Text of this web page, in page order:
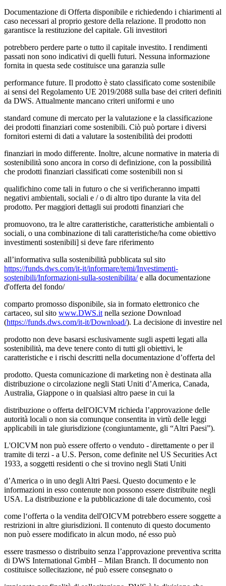
Documentazione di Offerta disponibile e richiedendo i chiarimenti al
caso necessari al proprio gestore della relazione. Il prodotto non
garantisce la restituzione del capitale. Gli investitori
potrebbero perdere parte o tutto il capitale investito. I rendimenti
passati non sono indicativi di quelli futuri. Nessuna informazione
fornita in questa sede costituisce una garanzia sulle
performance future. Il prodotto è stato classificato come sostenibile
ai sensi del Regolamento UE 2019/2088 sulla base dei criteri definiti
da DWS. Attualmente mancano criteri uniformi e uno
standard comune di mercato per la valutazione e la classificazione
dei prodotti finanziari come sostenibili. Ciò può portare i diversi
fornitori esterni di dati a valutare la sostenibilità dei prodotti
finanziari in modo differente. Inoltre, alcune normative in materia di
sostenibilità sono ancora in corso di definizione, con la possibilità
che prodotti finanziari classificati come sostenibili non si
qualifichino come tali in futuro o che si verificheranno impatti
negativi ambientali, sociali e / o di altro tipo durante la vita del
prodotto. Per maggiori dettagli sui prodotti finanziari che
promuovono, tra le altre caratteristiche, caratteristiche ambientali o
sociali, o una combinazione di tali caratteristiche/ha come obiettivo
investimenti sostenibili] si deve fare riferimento
all’informativa sulla sostenibilità pubblicata sul sito
https://funds.dws.com/it-it/informare/temi/Investimenti-
sostenibili/Informazioni-sulla-sostenibilita/e alla documentazione
d'offerta del fondo/
comparto promosso disponibile, sia in formato elettronico che
cartaceo, sul sito www.DWS.it nella sezione Download
(https://funds.dws.com/it-it/Download/). La decisione di investire nel
prodotto non deve basarsi esclusivamente sugli aspetti legati alla
sostenibilità, ma deve tenere conto di tutti gli obiettivi, le
caratteristiche e i rischi descritti nella documentazione d’offerta del
prodotto. Questa comunicazione di marketing non è destinata alla
distribuzione o circolazione negli Stati Uniti d’America, Canada,
Australia, Giappone o in qualsiasi altro paese in cui la
distribuzione o offerta dell'OICVM richieda l’approvazione delle
autorità locali o non sia comunque consentita in virtù delle leggi
applicabili in tale giurisdizione (congiuntamente, gli “Altri Paesi”).
L'OICVM non può essere offerto o venduto - direttamente o per il
tramite di terzi - a U.S. Person, come definite nel US Securities Act
1933, a soggetti residenti o che si trovino negli Stati Uniti
d’America o in uno degli Altri Paesi. Questo documento e le
informazioni in esso contenute non possono essere distribuite negli
USA. La distribuzione e la pubblicazione di tale documento, così
come l‘offerta o la vendita dell'OICVM potrebbero essere soggette a
restrizioni in altre giurisdizioni. Il contenuto di questo documento
non può essere modificato in alcun modo, né esso può
essere trasmesso o distribuito senza l’approvazione preventiva scritta
di DWS International GmbH – Milan Branch. Il documento non
costituisce sollecitazione, né può essere consegnato o